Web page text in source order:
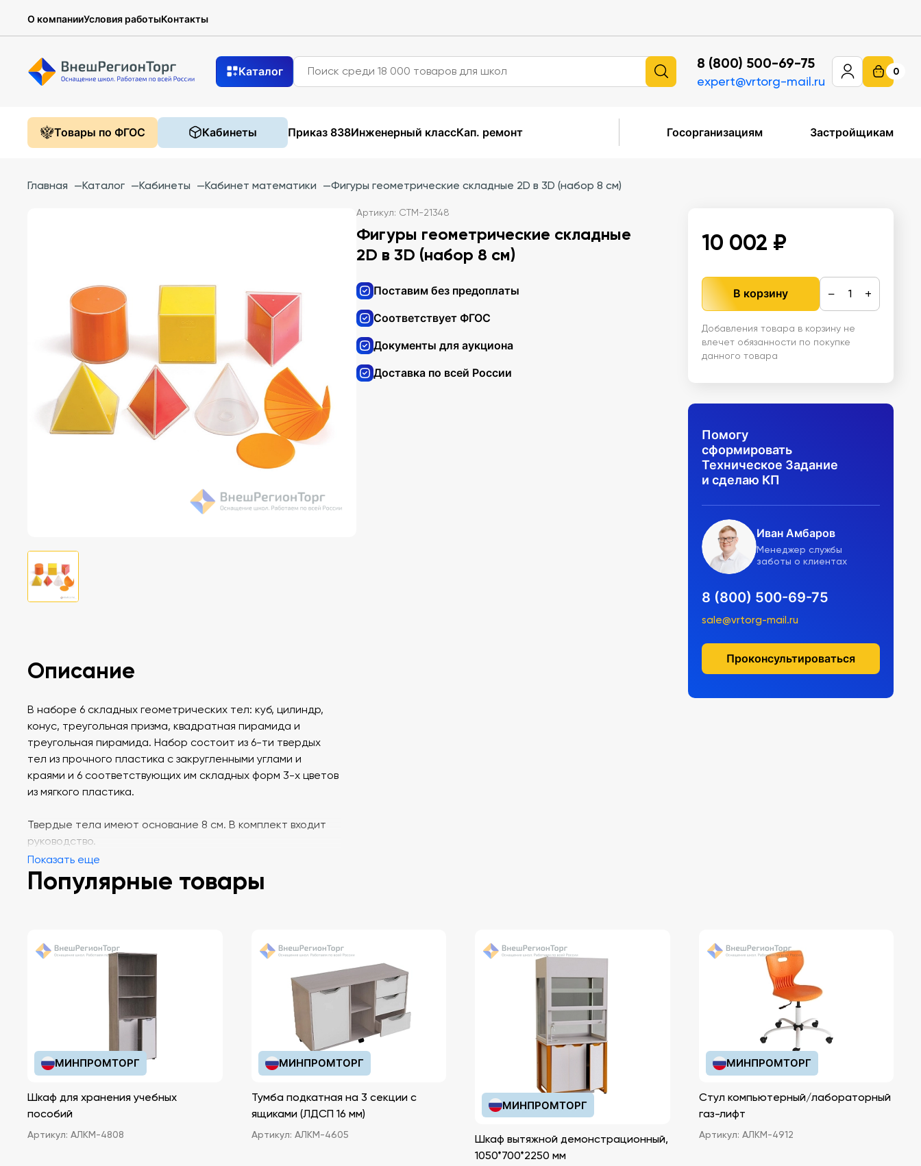
О компанииУсловия работыКонтакты
Каталог 8 (800) 500-69-75
expert@vrtorg-mail.ru
0
Товары по ФГОС Кабинеты Приказ 838Инженерный классКап. ремонт Госорганизациям Застройщикам
Главная —Каталог —Кабинеты —Кабинет математики —Фигуры геометрические складные 2D в 3D (набор 8 см)
Артикул: СТМ-21348
Фигуры геометрические складные
2D в 3D (набор 8 см)
Поставим без предоплаты
Соответствует ФГОС
Документы для аукциона
Доставка по всей России
10 002 ₽
В корзину − +
Добавления товара в корзину не
влечет обязанности по покупке
данного товара
Помогу
сформировать
Техническое Задание
и сделаю КП
Иван Амбаров
Менеджер службы
заботы о клиентах
8 (800) 500-69-75
sale@vrtorg-mail.ru
Проконсультироваться
Описание
В наборе 6 складных геометрических тел: куб, цилиндр,
конус, треугольная призма, квадратная пирамида и
треугольная пирамида. Набор состоит из 6-ти твердых
тел из прочного пластика с закругленными углами и
краями и 6 соответствующих им складных форм 3-х цветов
из мягкого пластика.
Твердые тела имеют основание 8 см. В комплект входит
руководство.
Показать еще
Популярные товары
МИНПРОМТОРГ
Шкаф для хранения учебных
пособий
Артикул: АЛКМ-4808
МИНПРОМТОРГ
Тумба подкатная на 3 секции с
ящиками (ЛДСП 16 мм)
Артикул: АЛКМ-4605
МИНПРОМТОРГ
Шкаф вытяжной демонстрационный,
1050*700*2250 мм
МИНПРОМТОРГ
Стул компьютерный/лабораторный
газ-лифт
Артикул: АЛКМ-4912